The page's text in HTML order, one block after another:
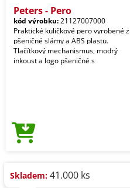
Peters - Pero
kód výrobku:21127007000
Praktické kuličkové pero vyrobené z
pšeničné slámy a ABS plastu.
Tlačítkový mechanismus, modrý
inkoust a logo pšeničné s
Skladem: 41.000 ks